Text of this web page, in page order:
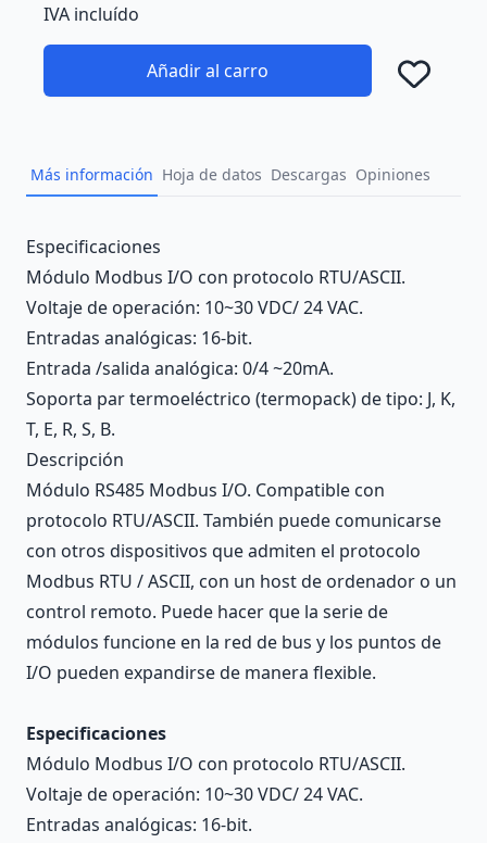
IVA incluído
Añadir al carro
Más información Hoja de datos Descargas Opiniones
Description
Especificaciones
Módulo Modbus I/O con protocolo RTU/ASCII.
Voltaje de operación: 10~30 VDC/ 24 VAC.
Entradas analógicas: 16-bit.
Entrada /salida analógica: 0/4 ~20mA.
Soporta par termoeléctrico (termopack) de tipo: J, K,
T, E, R, S, B.
Descripción
Módulo RS485 Modbus I/O. Compatible con
protocolo RTU/ASCII. También puede comunicarse
con otros dispositivos que admiten el protocolo
Modbus RTU / ASCII, con un host de ordenador o un
control remoto. Puede hacer que la serie de
módulos funcione en la red de bus y los puntos de
I/O pueden expandirse de manera flexible.
Especificaciones
Módulo Modbus I/O con protocolo RTU/ASCII.
Voltaje de operación: 10~30 VDC/ 24 VAC.
Entradas analógicas: 16-bit.